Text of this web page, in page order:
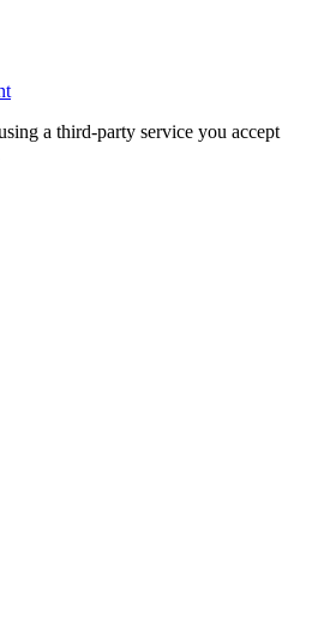
a third-party service you accept